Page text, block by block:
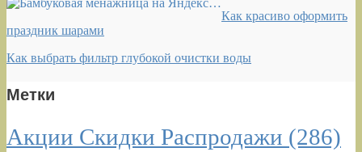
Как красиво оформить
праздник шарами
Как выбрать фильтр глубокой очистки воды
Метки
Акции Скидки Распродажи (286)